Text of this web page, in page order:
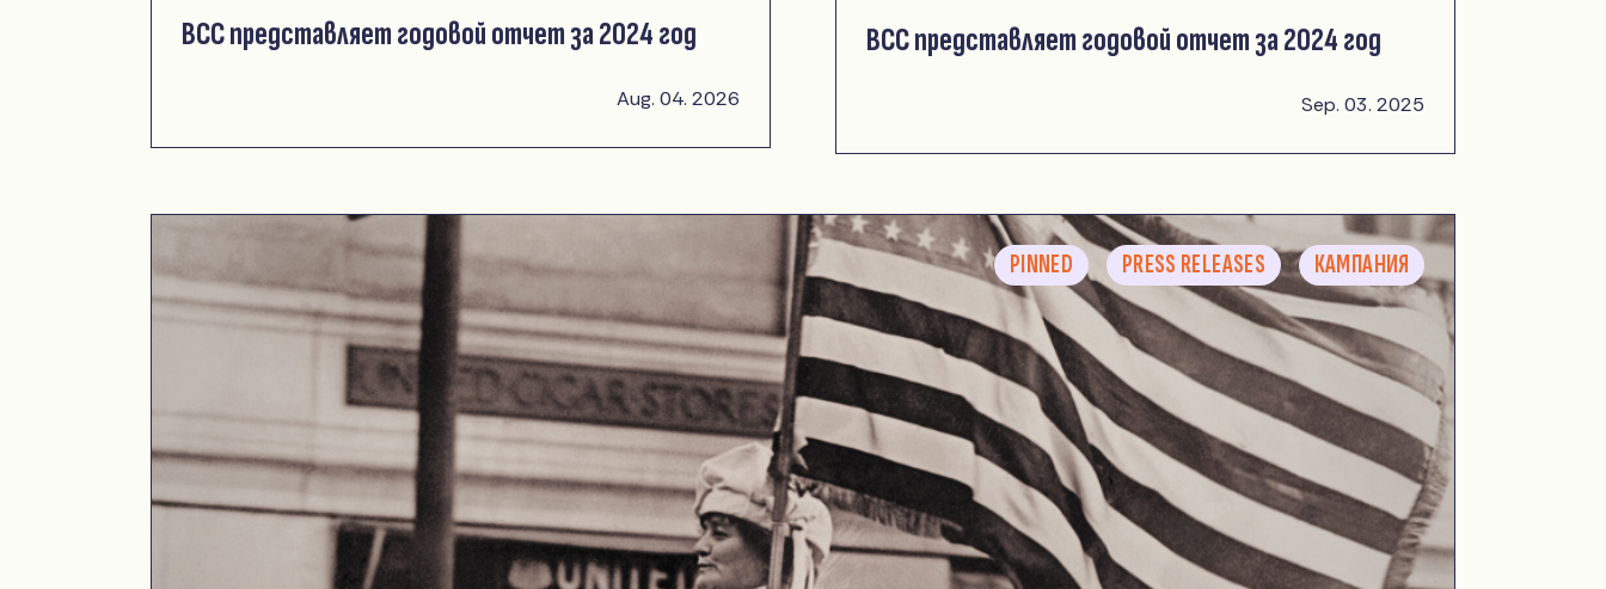
ВСС представляет годовой отчет за 2024 год
Aug. 04. 2026
ВСС представляет годовой отчет за 2024 год
Sep. 03. 2025
PINNED PRESS RELEASES КАМПАНИЯ